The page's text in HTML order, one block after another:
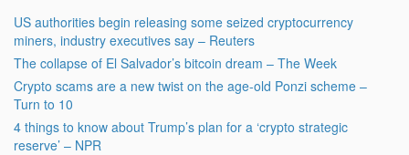
US authorities begin releasing some seized cryptocurrency
miners, industry executives say – Reuters
The collapse of El Salvador’s bitcoin dream – The Week
Crypto scams are a new twist on the age-old Ponzi scheme –
Turn to 10
4 things to know about Trump’s plan for a ‘crypto strategic
reserve’ – NPR